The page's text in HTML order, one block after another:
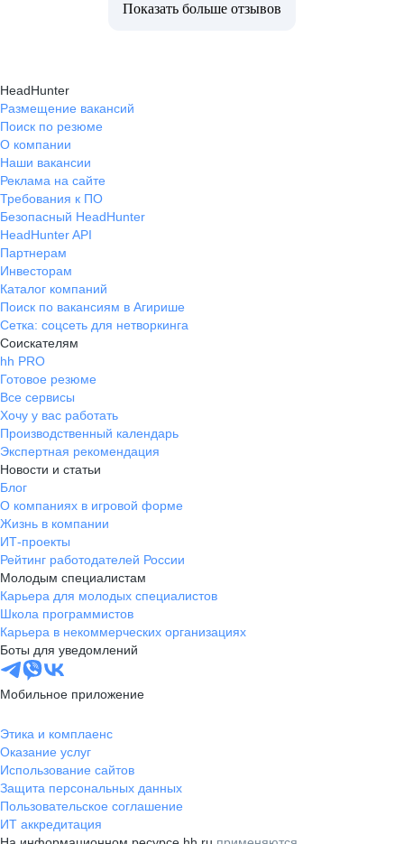
Показать больше отзывов
HeadHunter
Размещение вакансий
Поиск по резюме
О компании
Наши вакансии
Реклама на сайте
Требования к ПО
Безопасный HeadHunter
HeadHunter API
Партнерам
Инвесторам
Каталог компаний
Поиск по вакансиям в Агирише
Сетка: соцсеть для нетворкинга
Соискателям
hh PRO
Готовое резюме
Все сервисы
Хочу у вас работать
Производственный календарь
Экспертная рекомендация
Новости и статьи
Блог
О компаниях в игровой форме
Жизнь в компании
ИТ-проекты
Рейтинг работодателей России
Молодым специалистам
Карьера для молодых специалистов
Школа программистов
Карьера в некоммерческих организациях
Боты для уведомлений
Мобильное приложение
Этика и комплаенс
Оказание услуг
Использование сайтов
Защита персональных данных
Пользовательское соглашение
ИТ аккредитация